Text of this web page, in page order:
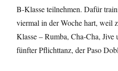
B-Klasse teilnehmen. Dafür
viermal in der Woche hart, weil
Klasse – Rumba, Cha-Cha, Jive
fünfter Pflichttanz, der Paso